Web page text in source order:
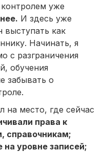
уже
И здесь уже
выступать как
Начинать, я
с разграничения
обучения
забывать о
на место, где сейчас
права к
справочникам;
уровне записей;